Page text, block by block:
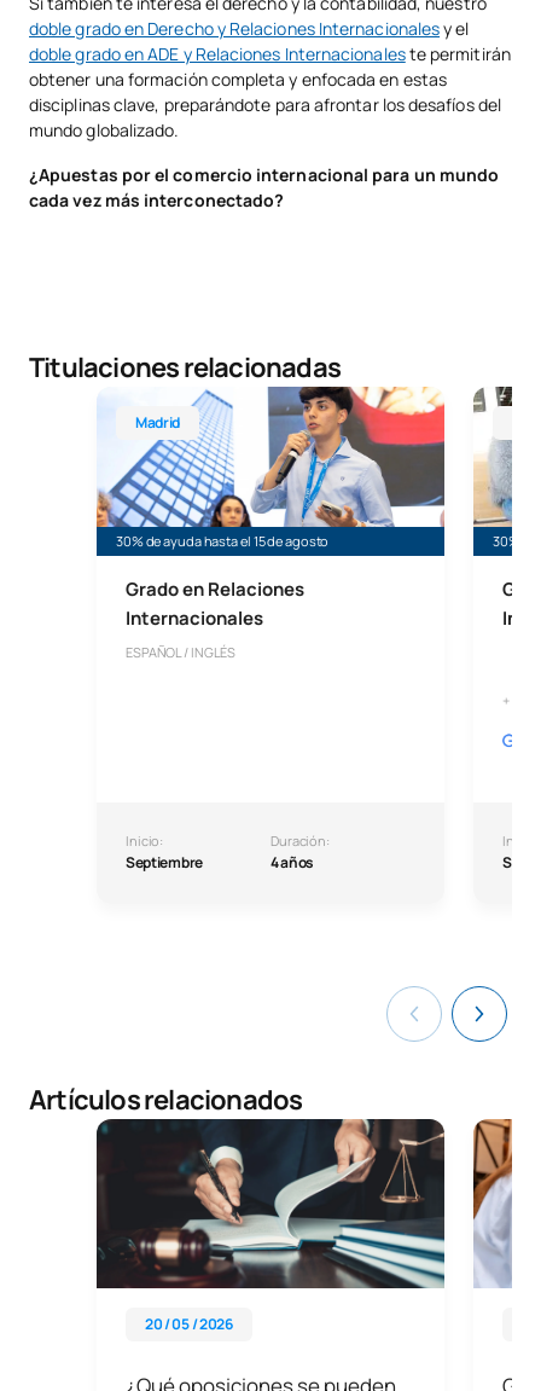
doble grado en Derecho y Relaciones Internacionalesy el
doble grado en ADE y Relaciones Internacionaleste permitirán
obtener una formación completa y enfocada en estas
disciplinas clave, preparándote para afrontar los desafíos del
mundo globalizado.
¿Apuestas por el comercio internacional para un mundo
cada vez más interconectado?
Titulaciones relacionadas
Madrid
30% de ayuda hasta el 15 de agosto
Grado en Relaciones
Internacionales
ESPAÑOL / INGLÉS
Inicio:
Septiembre
Duración:
4 años
Grado en Relaciones Internacionales
30% de
+
Inicio:
Grado
Artículos relacionados
20 / 05 / 2026